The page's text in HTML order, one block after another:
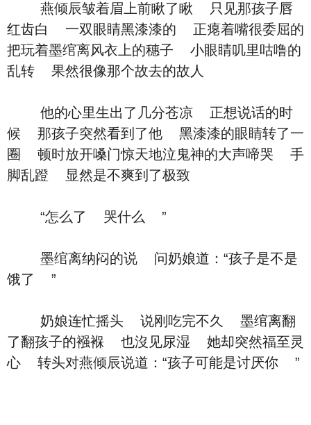
燕倾辰皱着眉上前瞅了瞅 只见那孩子唇
红齿白 一双眼睛黑漆漆的 正瘪着嘴很委屈的
把玩着墨绾离风衣上的穗子 小眼睛叽里咕噜的
乱转 果然很像那个故去的故人
他的心里生出了几分苍凉 正想说话的时
候 那孩子突然看到了他 黑漆漆的眼睛转了一
圈 顿时放开嗓门惊天地泣鬼神的大声啼哭 手
脚乱蹬 显然是不爽到了极致
“怎么了 哭什么 ”
墨绾离纳闷的说 问奶娘道：“孩子是不是
饿了 ”
奶娘连忙摇头 说刚吃完不久 墨绾离翻
了翻孩子的襁褓 也沒见尿湿 她却突然福至灵
心 转头对燕倾辰说道：“孩子可能是讨厌你 ”